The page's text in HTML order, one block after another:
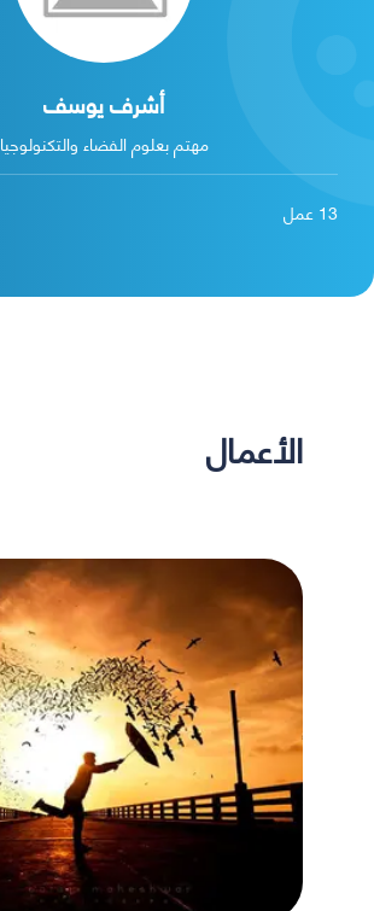
أشرف يوسف
مهتم بعلوم الفضاء والتكنولوجيا
13 عمل
الأعمال